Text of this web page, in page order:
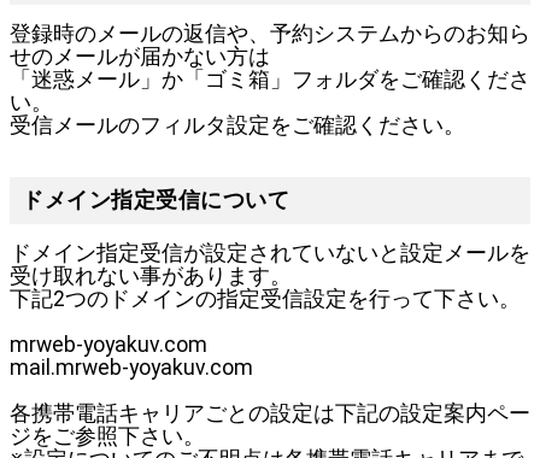
登録時のメールの返信や、予約システムからのお知ら
せのメールが届かない方は
「迷惑メール」か「ゴミ箱」フォルダをご確認くださ
い。
受信メールのフィルタ設定をご確認ください。
ドメイン指定受信について
ドメイン指定受信が設定されていないと設定メールを
受け取れない事があります。
下記2つのドメインの指定受信設定を行って下さい。
mrweb-yoyakuv.com
mail.mrweb-yoyakuv.com
各携帯電話キャリアごとの設定は下記の設定案内ペー
ジをご参照下さい。